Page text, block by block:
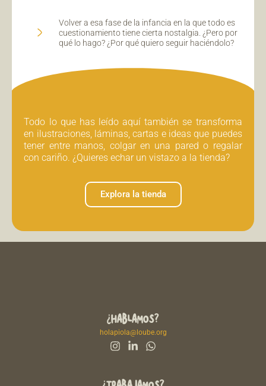
Volver a esa fase de la infancia en la que todo es
cuestionamiento tiene cierta nostalgia. ¿Pero por
qué lo hago? ¿Por qué quiero seguir haciéndolo?
Todo lo que has leído aquí también se transforma
en ilustraciones, láminas, cartas e ideas que puedes
tener entre manos, colgar en una pared o regalar
con cariño. ¿Quieres echar un vistazo a la tienda?
Explora la tienda
¿HABLAMOS?
holapiola@loube.org